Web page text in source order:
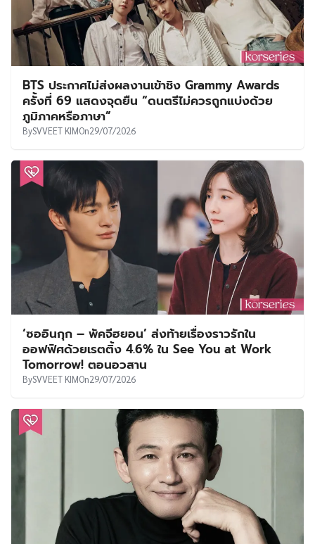
BTS ประกาศไม่ส่งผลงานเข้าชิง Grammy Awards
ครั้งที่ 69 แสดงจุดยืน “ดนตรีไม่ควรถูกแบ่งด้วย
ภูมิภาคหรือภาษา”
BySVVEET KIMOn29/07/2026
‘ซออินกุก – พัคจีฮยอน’ ส่งท้ายเรื่องราวรักใน
ออฟฟิศด้วยเรตติ้ง 4.6% ใน See You at Work
Tomorrow! ตอนอวสาน
BySVVEET KIMOn29/07/2026